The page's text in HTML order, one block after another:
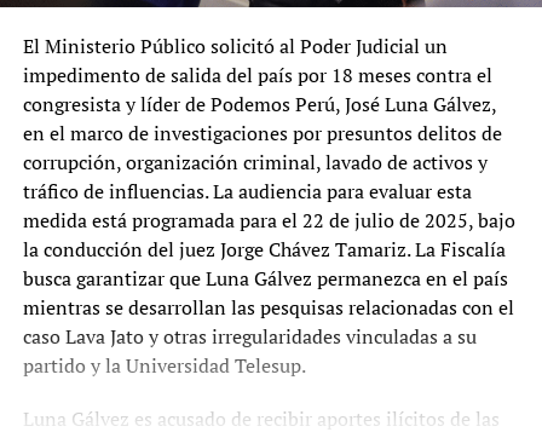
El Ministerio Público solicitó al Poder Judicial un
impedimento de salida del país por 18 meses contra el
congresista y líder de Podemos Perú, José Luna Gálvez,
en el marco de investigaciones por presuntos delitos de
corrupción, organización criminal, lavado de activos y
tráfico de influencias. La audiencia para evaluar esta
medida está programada para el 22 de julio de 2025, bajo
la conducción del juez Jorge Chávez Tamariz. La Fiscalía
busca garantizar que Luna Gálvez permanezca en el país
mientras se desarrollan las pesquisas relacionadas con el
caso Lava Jato y otras irregularidades vinculadas a su
partido y la Universidad Telesup.
Luna Gálvez es acusado de recibir aportes ilícitos de las